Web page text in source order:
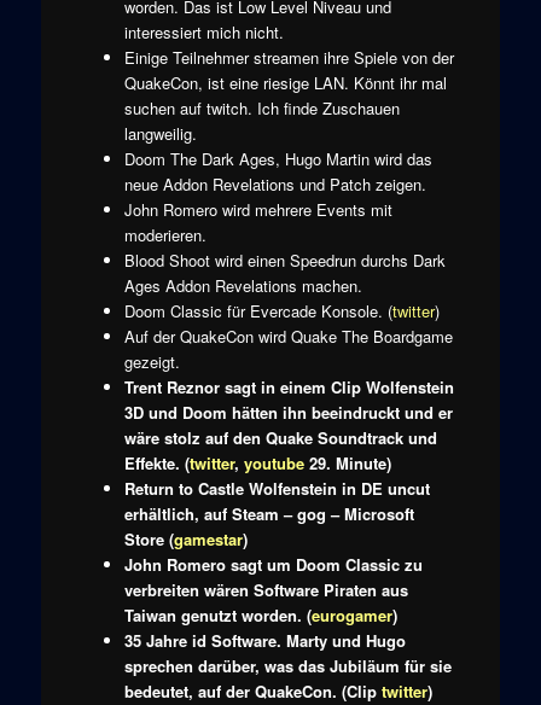
worden. Das ist Low Level Niveau und
interessiert mich nicht.
Einige Teilnehmer streamen ihre Spiele von der
QuakeCon, ist eine riesige LAN. Könnt ihr mal
suchen auf twitch. Ich finde Zuschauen
langweilig.
Doom The Dark Ages, Hugo Martin wird das
neue Addon Revelations und Patch zeigen.
John Romero wird mehrere Events mit
moderieren.
Blood Shoot wird einen Speedrun durchs Dark
Ages Addon Revelations machen.
Doom Classic für Evercade Konsole. (twitter)
Auf der QuakeCon wird Quake The Boardgame
gezeigt.
Trent Reznor sagt in einem Clip Wolfenstein
3D und Doom hätten ihn beeindruckt und er
wäre stolz auf den Quake Soundtrack und
Effekte. (twitter,youtube 29. Minute)
Return to Castle Wolfenstein in DE uncut
erhältlich, auf Steam – gog – Microsoft
Store (gamestar)
John Romero sagt um Doom Classic zu
verbreiten wären Software Piraten aus
Taiwan genutzt worden. (eurogamer)
35 Jahre id Software. Marty und Hugo
sprechen darüber, was das Jubiläum für sie
bedeutet, auf der QuakeCon. (Cliptwitter)